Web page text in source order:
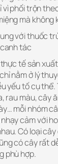
vì phối trộn
mà không
với thuốc
tác
thực tế sản
nằm ở lý
yếu tố cụ thể.
rau màu, cây
mỗi nhóm
cảm với
Có loại
có cây rất
phù hợp.